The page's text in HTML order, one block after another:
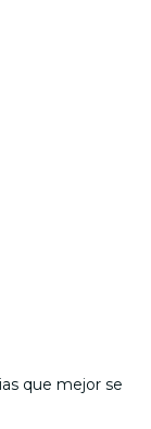
que mejor se